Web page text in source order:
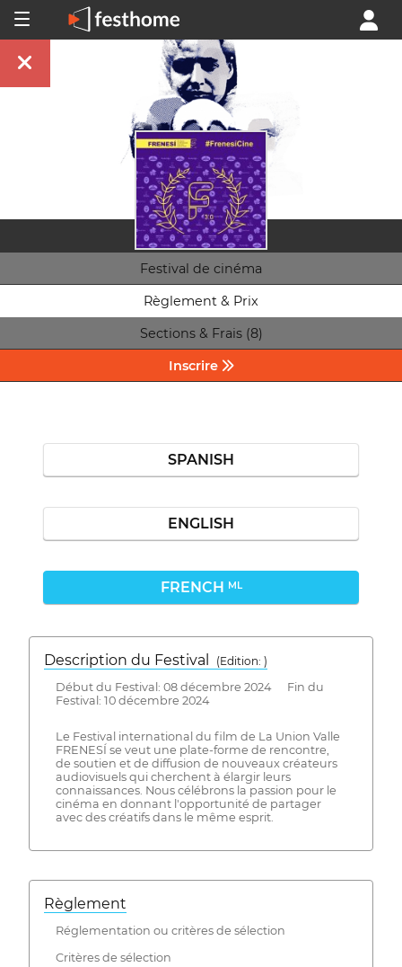
Festival de cinéma
Règlement & Prix
Sections & Frais (8)
Inscrire
SPANISH
ENGLISH
FRENCH ML
Description du Festival
( Edition: )
Début du Festival: 08 décembre 2024 Fin du
Festival: 10 décembre 2024
Le Festival international du film de La Union Valle
FRENESÍ se veut une plate-forme de rencontre,
de soutien et de diffusion de nouveaux créateurs
audiovisuels qui cherchent à élargir leurs
connaissances. Nous célébrons la passion pour le
cinéma en donnant l'opportunité de partager
avec des créatifs dans le même esprit.
Règlement
Réglementation ou critères de sélection
Critères de sélection